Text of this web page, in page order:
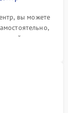
вы можете
сайте